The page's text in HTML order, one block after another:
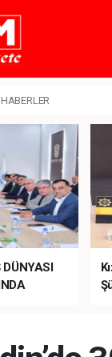
DÜNYASI